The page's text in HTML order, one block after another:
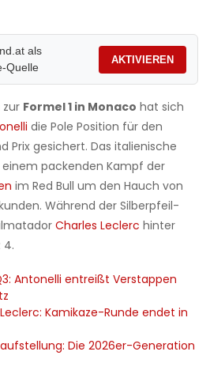
als
Quelle
AKTIVIEREN
Formel 1 in Monaco hat sich
die Pole Position für den
Prix gesichert. Das italienische
packenden Kampf der
im Red Bull um den Hauch von
Während der Silberpfeil-
Charles Leclerc hinter
4.
Antonelli entreißt Verstappen
Kamikaze-Runde endet in
Die 2026er-Generation